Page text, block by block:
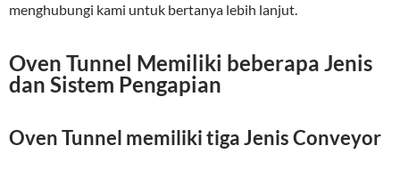
menghubungi kami untuk bertanya lebih lanjut.
Oven Tunnel Memiliki beberapa Jenis
dan Sistem Pengapian
Oven Tunnel memiliki tiga Jenis Conveyor